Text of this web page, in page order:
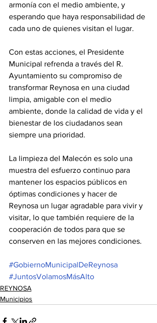
armonía con el medio ambiente, y
esperando que haya responsabilidad de
cada uno de quienes visitan el lugar.
Con estas acciones, el Presidente
Municipal refrenda a través del R.
Ayuntamiento su compromiso de
transformar Reynosa en una ciudad
limpia, amigable con el medio
ambiente, donde la calidad de vida y el
bienestar de los ciudadanos sean
siempre una prioridad.
La limpieza del Malecón es solo una
muestra del esfuerzo continuo para
mantener los espacios públicos en
óptimas condiciones y hacer de
Reynosa un lugar agradable para vivir y
visitar, lo que también requiere de la
cooperación de todos para que se
conserven en las mejores condiciones.
#GobiernoMunicipalDeReynosa
#JuntosVolamosMásAlto
REYNOSA
Municipios